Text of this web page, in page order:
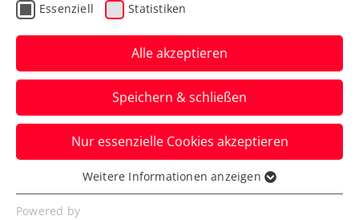
Zischka ÖTV-Seniors-
Trophy: (Fast) nur
zufriedene Gesichter in
Graz
In wenigen Tagen startet in Bad Ischl das
letzte Turnier der Senior:innen-
Turnierserie vorm großen Masters.
Essenziell Statistiken
Alle akzeptieren
Speichern & schließen
Nur essenzielle Cookies akzeptieren
Essenziell
Essenzielle Cookies werden für grundlegende
Weitere Informationen anzeigen
Powered by